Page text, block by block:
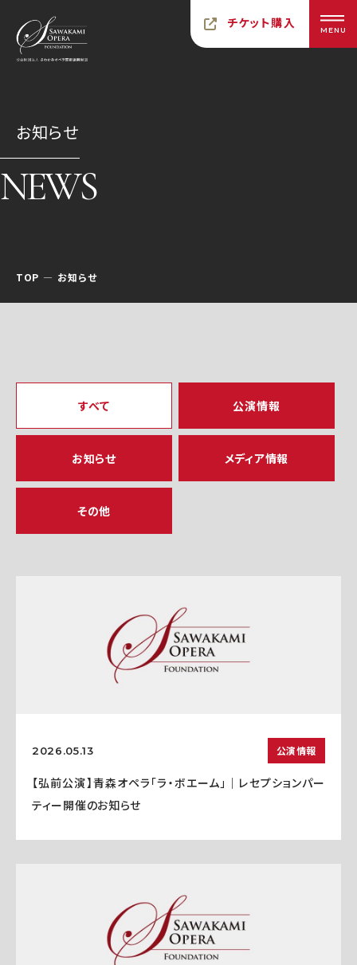
チケット購入 MENU
お知らせ
NEWS
TOP お知らせ
すべて 公演情報
お知らせ メディア情報
その他
2026.05.13 公演情報
【弘前公演】青森オペラ「ラ・ボエーム」｜レセプションパー
ティー開催のお知らせ